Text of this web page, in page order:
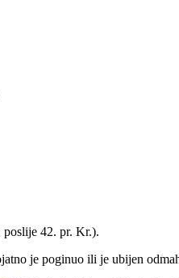
42. pr. Kr.).
je poginuo ili je ubijen